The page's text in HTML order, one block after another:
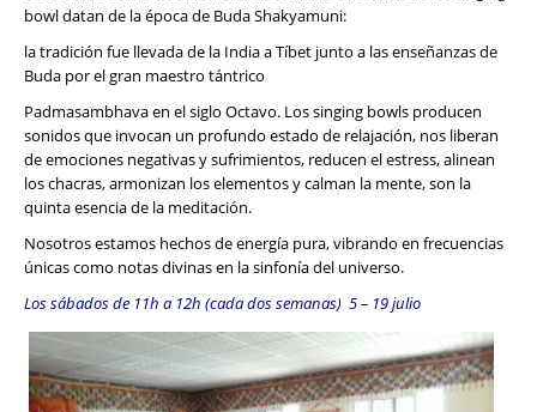
bowl datan de la época de Buda Shakyamuni:
la tradición fue llevada de la India a Tíbet junto a las enseñanzas de
Buda por el gran maestro tántrico
Padmasambhava en el siglo Octavo. Los singing bowls producen
sonidos que invocan un profundo estado de relajación, nos liberan
de emociones negativas y sufrimientos, reducen el estress, alinean
los chacras, armonizan los elementos y calman la mente, son la
quinta esencia de la meditación.
Nosotros estamos hechos de energía pura, vibrando en frecuencias
únicas como notas divinas en la sinfonía del universo.
Los sábados de 11h a 12h (cada dos semanas) 5 – 19 julio